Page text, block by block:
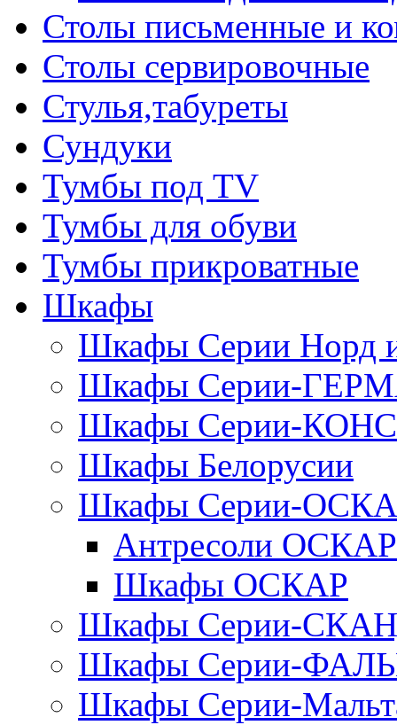
Столы письменные и
Столы сервировочные
Стулья,табуреты
Сундуки
Тумбы под TV
Тумбы для обуви
Тумбы прикроватные
Шкафы
Шкафы Серии
Шкафы Серии-
Шкафы Серии-
Шкафы Белорусии
Шкафы Серии-
Антресоли ОСКАР
Шкафы ОСКАР
Шкафы Серии-
Шкафы Серии-
Шкафы Серии-